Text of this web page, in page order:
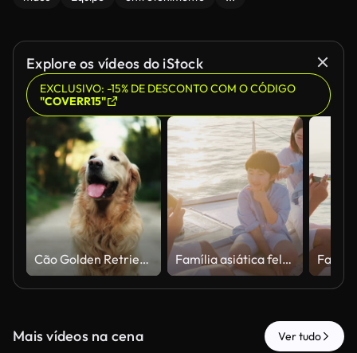
Explore os vídeos do iStock
EXCLUSIVO: -15% DE DESCONTO COM O CÓDIGO
"COVERR15"
Cão Golden Retriever brincalhão na trilha ensolarada na floresta Família asiática feliz no barco durante um lindo cruzeiro ao pôr do sol. Verão, relaxe, bem-estar feliz, férias em família, convés de veleiro, sol, aproveitando a brisa calma do mar juntos, pais despreocupados e duas crianças deitadas com a rede co
Mais vídeos na cena Ver tudo